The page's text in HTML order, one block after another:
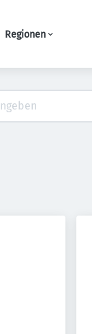
Regionen